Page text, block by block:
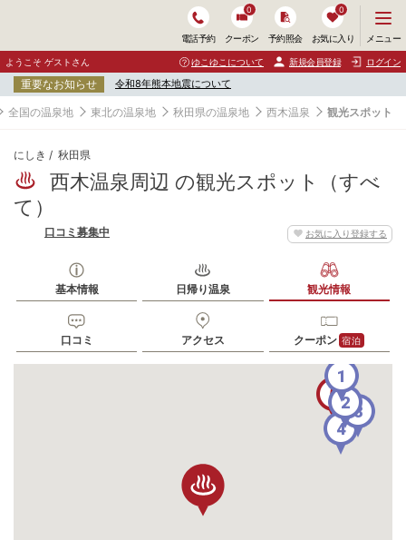
電話予約 クーポン
0
予約照会 お気に入り
0
ニ
ュ
ー
開
く
メニュー
ようこそ ゲストさん ゆこゆこについて 新規会員登録 ログイン
重要なお知らせ 令和8年熊本地震について
全国の温泉地 東北の温泉地 秋田県の温泉地 西木温泉 観光スポット
にしき 秋田県
西木温泉周辺 の観光スポット（すべ
て）
お気に入り登録する
口コミ募集中
基本情報 日帰り温泉 観光情報
口コミ アクセス クーポン 宿泊
5
1
23
4